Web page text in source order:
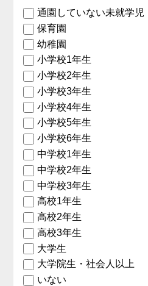
通園していない未就学児
保育園
幼稚園
小学校1年生
小学校2年生
小学校3年生
小学校4年生
小学校5年生
小学校6年生
中学校1年生
中学校2年生
中学校3年生
高校1年生
高校2年生
高校3年生
大学生
大学院生・社会人以上
いない